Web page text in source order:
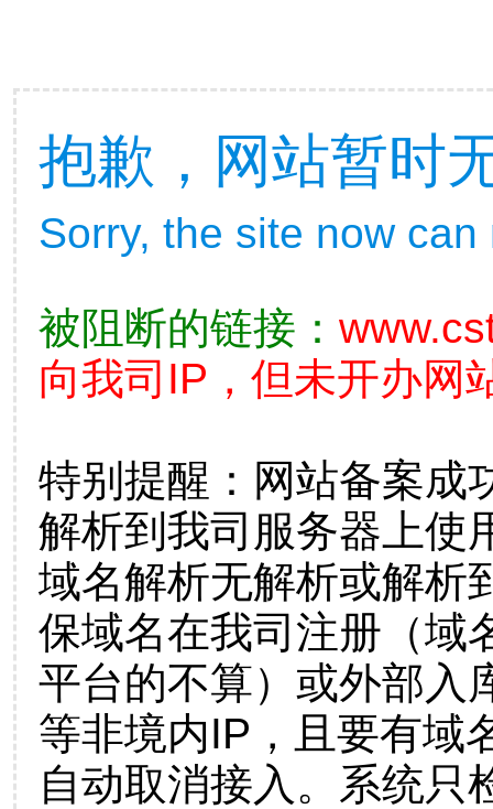
抱歉，网站暂时
Sorry, the site now
被阻断的链接：
向我司IP，但未开办网
特别提醒：网站备案成
解析到我司服务器上使
域名解析无解析或解析
保域名在我司注册（域
平台的不算）或外部入
等非境内IP，且要有域
自动取消接入。系统只